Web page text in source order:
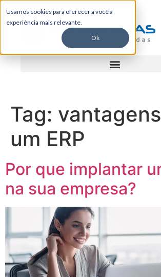
Usamos cookies para oferecer a você a
experiência mais relevante.
Ok
Tag:
um ERP
Por que implantar
na sua empresa?